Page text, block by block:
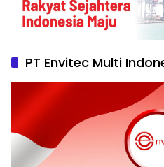
PT Envitec Multi